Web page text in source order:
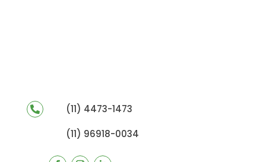

(11) 4473-1473
(11) 96918-0034